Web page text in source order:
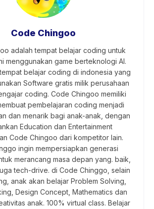
Code Chingoo
adalah tempat belajar coding untuk
menggunakan game berteknologi AI.
belajar coding di indonesia yang
Software gratis milik perusahaan
coding. Code Chingoo memiliki
pembelajaran coding menjadi
dan menarik bagi anak-anak, dengan
Education dan Entertainment
Code Chingoo dari kompetitor lain.
ingin mempersiapkan generasi
merancang masa depan yang. baik,
tech-drive. di Code Chinggo, selain
anak akan belajar Problem Solving,
Design Concept, Mathematics dan
anak. 100% virtual class. Belajar